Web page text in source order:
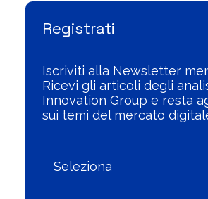
Registrati
Iscriviti alla Newsletter
Ricevi gli articoli degli
Innovation Group e resta
sui temi del mercato